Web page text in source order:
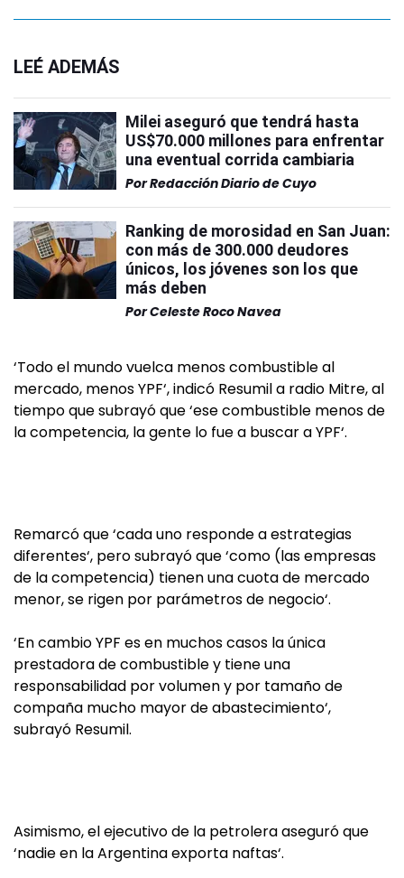
LEÉ ADEMÁS
Milei aseguró que tendrá hasta
US$70.000 millones para enfrentar
una eventual corrida cambiaria
PorRedacción Diario de Cuyo
Ranking de morosidad en San Juan:
con más de 300.000 deudores
únicos, los jóvenes son los que
más deben
PorCeleste Roco Navea
‘Todo el mundo vuelca menos combustible al
mercado, menos YPF‘, indicó Resumil a radio Mitre, al
tiempo que subrayó que ‘ese combustible menos de
la competencia, la gente lo fue a buscar a YPF‘.
Remarcó que ‘cada uno responde a estrategias
diferentes‘, pero subrayó que ‘como (las empresas
de la competencia) tienen una cuota de mercado
menor, se rigen por parámetros de negocio‘.
‘En cambio YPF es en muchos casos la única
prestadora de combustible y tiene una
responsabilidad por volumen y por tamaño de
compaña mucho mayor de abastecimiento‘,
subrayó Resumil.
Asimismo, el ejecutivo de la petrolera aseguró que
‘nadie en la Argentina exporta naftas‘.